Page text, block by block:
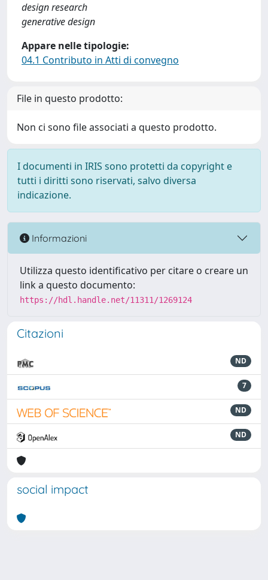
design research
generative design
Appare nelle tipologie:
04.1 Contributo in Atti di convegno
File in questo prodotto:
Non ci sono file associati a questo prodotto.
I documenti in IRIS sono protetti da copyright e
tutti i diritti sono riservati, salvo diversa
indicazione.
Informazioni
Utilizza questo identificativo per citare o creare un
link a questo documento:
https://hdl.handle.net/11311/1269124
Citazioni
ND
7
ND
ND
social impact